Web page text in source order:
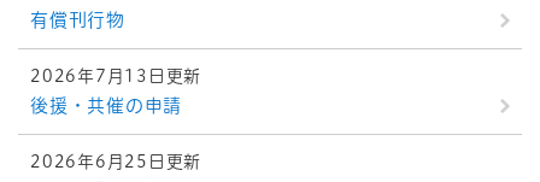
有償刊行物
2026年7月13日更新
後援・共催の申請
2026年6月25日更新